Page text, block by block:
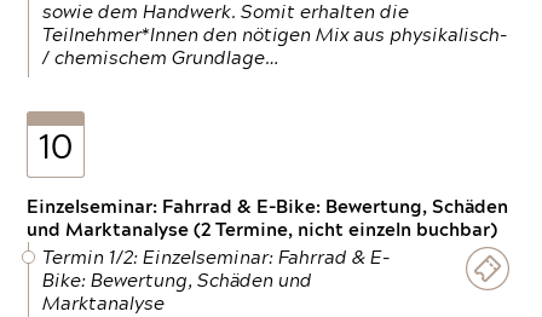
sowie dem Handwerk. Somit erhalten die
Teilnehmer*Innen den nötigen Mix aus physikalisch-
/ chemischem Grundlage…
10
Einzelseminar: Fahrrad & E-Bike: Bewertung, Schäden
und Marktanalyse (2 Termine, nicht einzeln buchbar)
Termin 1/2: Einzelseminar: Fahrrad & E-
Bike: Bewertung, Schäden und
Marktanalyse